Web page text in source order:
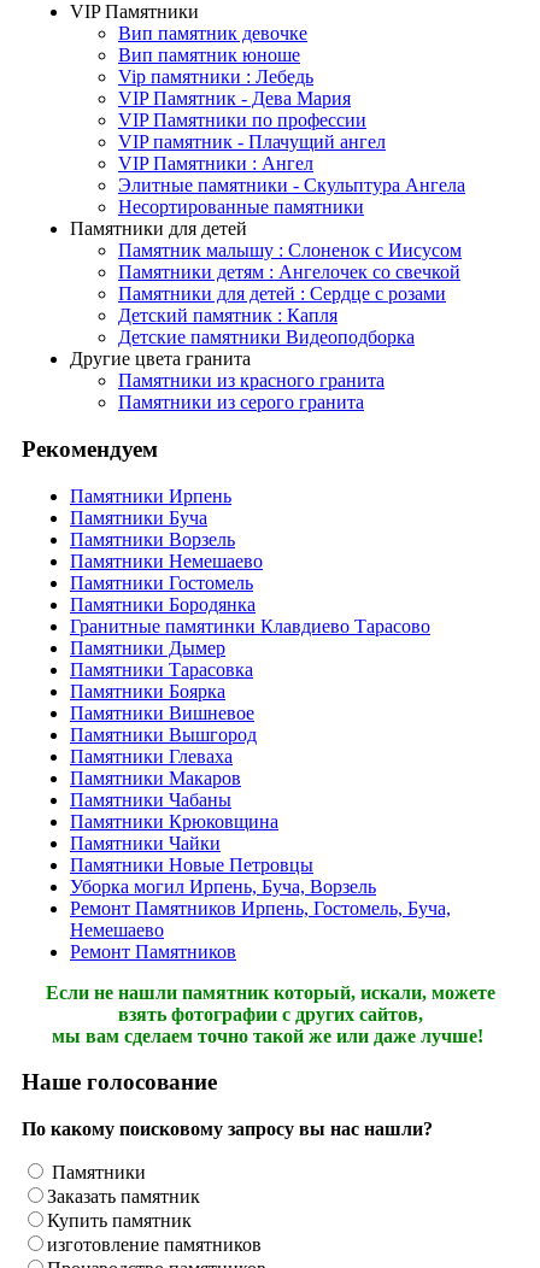
VIP Памятники
Вип памятник девочке
Вип памятник юноше
Vip памятники : Лебедь
VIP Памятник - Дева Мария
VIP Памятники по профессии
VIP памятник - Плачущий ангел
VIP Памятники : Ангел
Элитные памятники - Скульптура Ангела
Несортированные памятники
Памятники для детей
Памятник малышу : Слоненок с Иисусом
Памятники детям : Ангелочек со свечкой
Памятники для детей : Сердце с розами
Детский памятник : Капля
Детские памятники Видеоподборка
Другие цвета гранита
Памятники из красного гранита
Памятники из серого гранита
Рекомендуем
Памятники Ирпень
Памятники Буча
Памятники Ворзель
Памятники Немешаево
Памятники Гостомель
Памятники Бородянка
Гранитные памятинки Клавдиево Тарасово
Памятники Дымер
Памятники Тарасовка
Памятники Боярка
Памятники Вишневое
Памятники Вышгород
Памятники Глеваха
Памятники Макаров
Памятники Чабаны
Памятники Крюковщина
Памятники Чайки
Памятники Новые Петровцы
Уборка могил Ирпень, Буча, Ворзель
Ремонт Памятников Ирпень, Гостомель, Буча,
Немешаево
Ремонт Памятников
Если не нашли памятник который, искали, можете
взять фотографии с других сайтов,
мы вам сделаем точно такой же или даже лучше!
Наше голосование
По какому поисковому запросу вы нас нашли?
Памятники
Заказать памятник
Купить памятник
изготовление памятников